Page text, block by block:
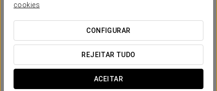
cookies
CONFIGURAR
REJEITAR TUDO
ACEITAR
Experiência Romântica
Quer desfrutar de uma experiência romântica a dois? No
noite magnífica.
Inclui: